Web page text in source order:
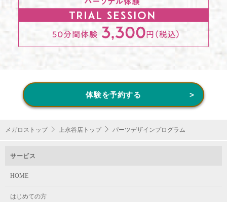
体験を予約する
メガロストップ 上永谷店トップ パーツデザインプログラム
サービス
HOME
はじめての方